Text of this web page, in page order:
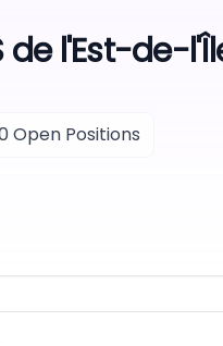
de l'Est-de-
Open Positions